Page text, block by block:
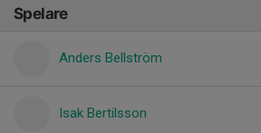
Spelare
Anders Bellström
Isak Bertilsson